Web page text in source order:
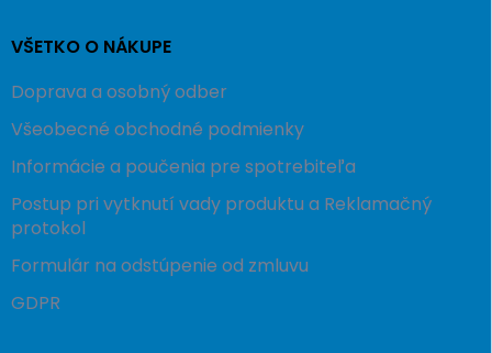
VŠETKO O NÁKUPE
Doprava a osobný odber
Všeobecné obchodné podmienky
Informácie a poučenia pre spotrebiteľa
Postup pri vytknutí vady produktu a Reklamačný
protokol
Formulár na odstúpenie od zmluvu
GDPR